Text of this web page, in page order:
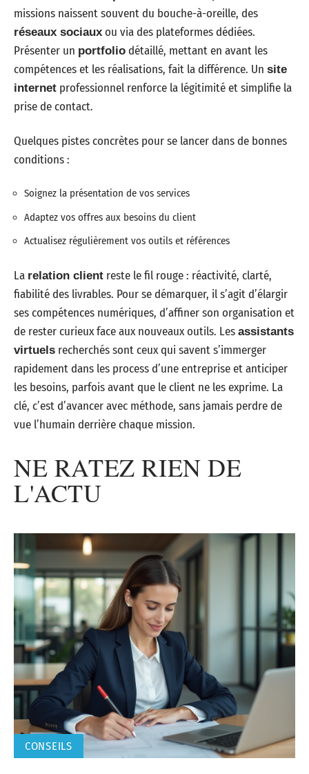
missions naissent souvent du bouche-à-oreille, des
réseaux sociaux ou via des plateformes dédiées.
Présenter un portfolio détaillé, mettant en avant les
compétences et les réalisations, fait la différence. Un site
internet professionnel renforce la légitimité et simplifie la
prise de contact.
Quelques pistes concrètes pour se lancer dans de bonnes
conditions :
Soignez la présentation de vos services
Adaptez vos offres aux besoins du client
Actualisez régulièrement vos outils et références
La relation client reste le fil rouge : réactivité, clarté,
fiabilité des livrables. Pour se démarquer, il s’agit d’élargir
ses compétences numériques, d’affiner son organisation et
de rester curieux face aux nouveaux outils. Les assistants
virtuels recherchés sont ceux qui savent s’immerger
rapidement dans les process d’une entreprise et anticiper
les besoins, parfois avant que le client ne les exprime. La
clé, c’est d’avancer avec méthode, sans jamais perdre de
vue l’humain derrière chaque mission.
NE RATEZ RIEN DE
L'ACTU
CONSEILS